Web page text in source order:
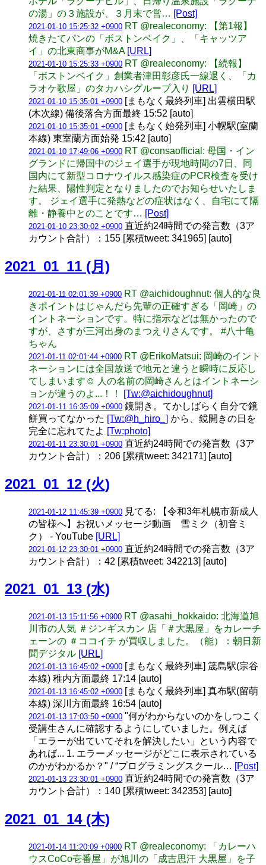
の湯」の３施設が、３月末で営… [Post]
2021-01-10 15:25:32 +0900 RT @realeconomy: 【第1報】
焼きたてパンの「ボストンベイク」、「キャッツア
イ」の北東商事がM&A [URL]
2021-01-10 15:25:33 +0900 RT @realeconomy: 【続報】
「ボストンベイク」創業者津田彰彦氏一線退く、「カ
ラオケ歌屋」のタカハシグループ入り [URL]
2021-01-10 15:35:01 +0900 [まもなく最終列車] 出雲横田駅
(木次線) 備後落合方面最終 15:52 [auto]
2021-01-10 15:35:01 +0900 [まもなく始発列車] 小幌駅(室蘭
本線) 東室蘭方面始発 15:42 [auto]
2021-01-10 17:49:06 +0900 RT @consaofficial: 母国・イン
グランドに帰国中のジェイ選手が現地時間の7日、同
国内にて新型コロナウイルス感染症のPCR検査を受け
た結果、陽性判定となりましたのでお知らせいたしま
す。 ジェイ選手に発熱などの症状はなく、自宅にて隔
離・静養中とのことです… [Post]
2021-01-10 23:30:02 +0900 直近約24時間での発言数（3ア
カウント合計）：155 [累積tweet: 341965] [auto]
2021_01_11 (月)
2021-01-11 02:01:39 +0900 RT @aichidoughnut: 個人的な良
きポイントはじゃんだら先輩の正確すぎる「岡崎」の
イントネーションです。特に指示などは無かったので
すが、さすが三河出身のまつえりさんです。 #八十亀
ちゃん
2021-01-11 02:01:44 +0900 RT @ErikoMatsui: 岡崎のイント
ネーションには全国放送で地元と違うと瞬時に反応し
てしまいます☺️ 人の名前の岡崎さんとはイントネーシ
ョンが違うのよ...！！
[Tw:@aichidoughnut]
2021-01-11 16:35:09 +0900 鏡開き。てかしばらく自分で鏡
餅買ってなかった [Tw:@h_hiro_] から、鏡開きの日を
完全に忘れてたよ [Tw:photo]
2021-01-11 23:30:01 +0900 直近約24時間での発言数（3ア
カウント合計）：206 [累積tweet: 342171] [auto]
2021_01_12 (火)
2021-01-12 11:45:39 +0900 見てる: 【令和3年札幌市新成人
の皆様へ】お祝いメッセージ動画 雪ミク（初音ミ
ク） - YouTube [URL]
2021-01-12 23:30:01 +0900 直近約24時間での発言数（3ア
カウント合計）：42 [累積tweet: 342213] [auto]
2021_01_13 (水)
2021-01-13 15:11:56 +0900 RT @asahi_hokkaido: 北海道旭
川市の人気 ＃ジンギスカン 店「＃大黒屋」をカレーチ
ェーンの ＃ココイチ が買収しました。（能）：朝日新
聞デジタル [URL]
2021-01-13 16:45:02 +0900 [まもなく最終列車] 筬島駅(宗谷
本線) 稚内方面最終 17:14 [auto]
2021-01-13 16:45:02 +0900 [まもなく最終列車] 真布駅(留萌
本線) 深川方面最終 16:54 [auto]
2021-01-13 17:03:50 +0900 "何がわからないのかをしつこく
受講生さんに確認するようにしていました。例えば
「エラーが出ていてそれを解決したい」という内容で
あれば... 1. エラーメッセージがどこに表示されている
のかがわかるか？" / “プログラミングスクール… [Post]
2021-01-13 23:30:01 +0900 直近約24時間での発言数（3ア
カウント合計）：140 [累積tweet: 342353] [auto]
2021_01_14 (木)
2021-01-14 11:20:09 +0900 RT @realeconomy: 「カレーハ
ウスCoCo壱番屋」が旭川の「成吉思汗 大黒屋」を子